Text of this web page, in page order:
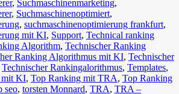
, Suchmaschinenmarketing,
, Suchmaschinenoptimiert,
, suchmaschinenoptimierung frankfurt,
mit KI, Support, Technical ranking
Algorithm, Technischer Ranking
Ranking Algorithmus mit KI, Technischer
Technischer Rankingalorithmus, Templates,
mit KI, Top Ranking mit TRA, Top Ranking
seo, torsten Monnard, TRA, TRA –